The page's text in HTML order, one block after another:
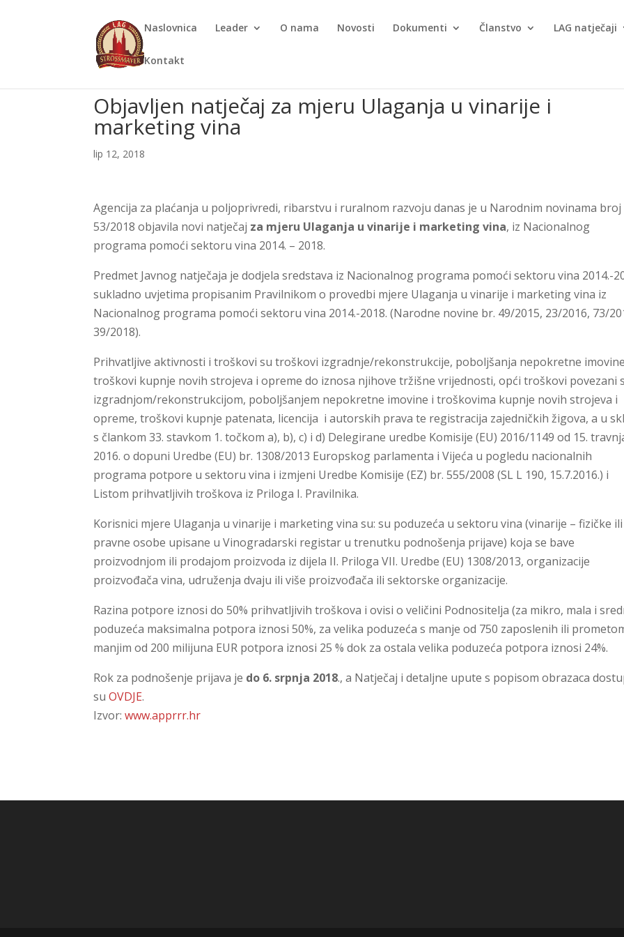
Naslovnica Leader O nama Novosti Dokumenti Članstvo LAG natječaji
Kontakt
Objavljen natječaj za mjeru Ulaganja u vinarije i
marketing vina
lip 12, 2018
Agencija za plaćanja u poljoprivredi, ribarstvu i ruralnom razvoju danas je u Narodnim novinama broj
53/2018 objavila novi natječaj za mjeru Ulaganja u vinarije i marketing vina, iz Nacionalnog
programa pomoći sektoru vina 2014. – 2018.
Predmet Javnog natječaja je dodjela sredstava iz Nacionalnog programa pomoći sektoru vina 2014.-
sukladno uvjetima propisanim Pravilnikom o provedbi mjere Ulaganja u vinarije i marketing vina iz
Nacionalnog programa pomoći sektoru vina 2014.-2018. (Narodne novine br. 49/2015, 23/2016, 73/
39/2018).
Prihvatljive aktivnosti i troškovi su troškovi izgradnje/rekonstrukcije, poboljšanja nepokretne
troškovi kupnje novih strojeva i opreme do iznosa njihove tržišne vrijednosti, opći troškovi povezani s
izgradnjom/rekonstrukcijom, poboljšanjem nepokretne imovine i troškovima kupnje novih strojeva i
opreme, troškovi kupnje patenata, licencija i autorskih prava te registracija zajedničkih žigova, a u
s člankom 33. stavkom 1. točkom a), b), c) i d) Delegirane uredbe Komisije (EU) 2016/1149 od 15.
2016. o dopuni Uredbe (EU) br. 1308/2013 Europskog parlamenta i Vijeća u pogledu nacionalnih
programa potpore u sektoru vina i izmjeni Uredbe Komisije (EZ) br. 555/2008 (SL L 190, 15.7.2016.) i
Listom prihvatljivih troškova iz Priloga I. Pravilnika.
Korisnici mjere Ulaganja u vinarije i marketing vina su: su poduzeća u sektoru vina (vinarije – fizičke ili
pravne osobe upisane u Vinogradarski registar u trenutku podnošenja prijave) koja se bave
proizvodnjom ili prodajom proizvoda iz dijela II. Priloga VII. Uredbe (EU) 1308/2013, organizacije
proizvođača vina, udruženja dvaju ili više proizvođača ili sektorske organizacije.
Razina potpore iznosi do 50% prihvatljivih troškova i ovisi o veličini Podnositelja (za mikro, mala i
poduzeća maksimalna potpora iznosi 50%, za velika poduzeća s manje od 750 zaposlenih ili
manjim od 200 milijuna EUR potpora iznosi 25 % dok za ostala velika poduzeća potpora iznosi 24%.
Rok za podnošenje prijava je do 6. srpnja 2018., a Natječaj i detaljne upute s popisom obrazaca
suOVDJE.
Izvor:www.apprrr.hr